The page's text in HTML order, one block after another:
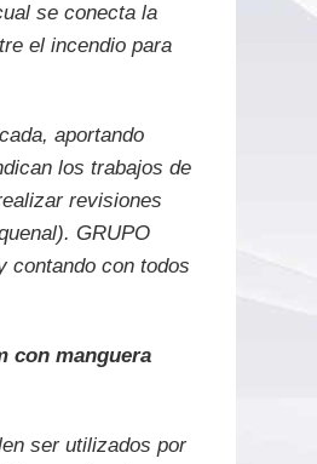
se conecta la
el incendio para
aportando
los trabajos de
revisiones
GRUPO
contando con todos
con manguera
ser utilizados por